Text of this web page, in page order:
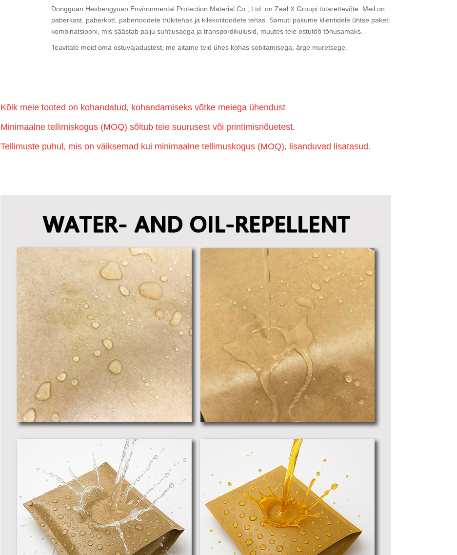
Dongguan Heshengyuan Environmental Protection Material Co., Ltd. on Zeal X Groupi tütarettevõte. Meil on
paberkast, paberkott, pabertoodete trükitehas ja kilekotitoodete tehas. Samuti pakume klientidele ühtse paketi
kombinatsiooni, mis säästab palju suhtlusaega ja transpordikulusid, muutes teie ostutöö tõhusamaks.
Teavitate meid oma ostuvajadustest, me aitame teid ühes kohas sobitamisega, ärge muretsege.
Kõik meie tooted on kohandatud, kohandamiseks võtke meiega ühendust
Minimaalne tellimiskogus (MOQ) sõltub teie suurusest või printimisnõuetest.
Tellimuste puhul, mis on väiksemad kui minimaalne tellimuskogus (MOQ), lisanduvad lisatasud.